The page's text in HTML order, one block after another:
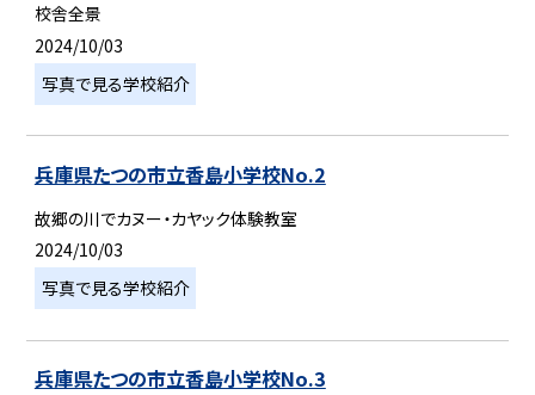
校舎全景
2024/10/03
写真で見る学校紹介
兵庫県たつの市立香島小学校No.2
故郷の川でカヌー・カヤック体験教室
2024/10/03
写真で見る学校紹介
兵庫県たつの市立香島小学校No.3